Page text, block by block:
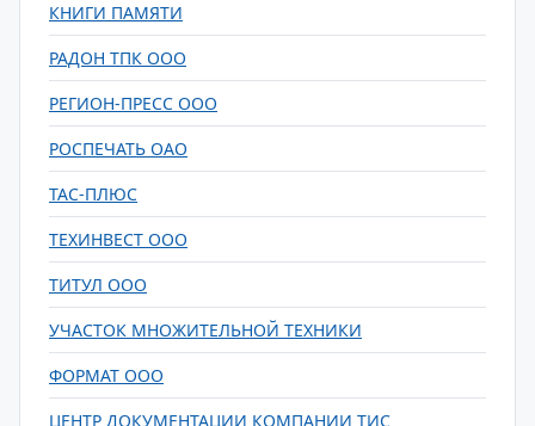
КНИГИ ПАМЯТИ
РАДОН ТПК ООО
РЕГИОН-ПРЕСС ООО
РОСПЕЧАТЬ ОАО
ТАС-ПЛЮС
ТЕХИНВЕСТ ООО
ТИТУЛ ООО
УЧАСТОК МНОЖИТЕЛЬНОЙ ТЕХНИКИ
ФОРМАТ ООО
ЦЕНТР ДОКУМЕНТАЦИИ КОМПАНИИ ТИС